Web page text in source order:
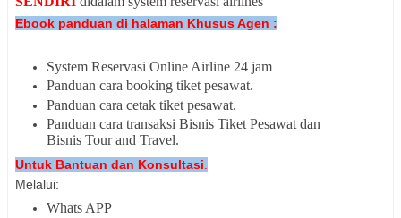
Ebook panduan di halaman Khusus Agen :
System Reservasi Online Airline 24 jam
Panduan cara booking tiket pesawat.
Panduan cara cetak tiket pesawat.
Panduan cara transaksi Bisnis Tiket Pesawat dan
Bisnis Tour and Travel.
Untuk Bantuan dan Konsultasi
Melalui:
Whats APP